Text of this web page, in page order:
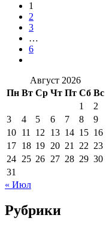
1
2
3
…
6
Август 2026
Пн Вт Ср Чт Пт Сб Вс
1
2
3
4 5 6 7 8
9
10 11 12 13 14 15 16
17 18 19 20 21 22 23
24 25 26 27 28 29 30
31
« Июл
Рубрики